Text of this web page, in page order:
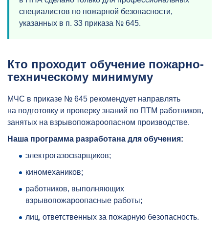
специалистов по пожарной безопасности,
указанных в п. 33 приказа № 645.
Кто проходит обучение пожарно-
техническому минимуму
МЧС в приказе № 645 рекомендует направлять
на подготовку и проверку знаний по ПТМ работников,
занятых на взрывопожароопасном производстве.
Наша программа разработана для обучения:
электрогазосварщиков;
киномехаников;
работников, выполняющих
взрывопожароопасные работы;
лиц, ответственных за пожарную безопасность.